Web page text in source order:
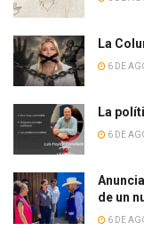
La
6 DE
La
6 DE
de un
6 DE